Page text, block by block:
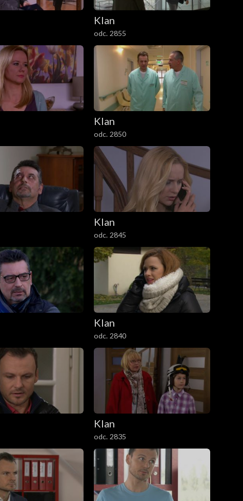
Klan
odc. 2855
Klan
odc. 2850
Klan
odc. 2845
Klan
odc. 2840
Klan
odc. 2835